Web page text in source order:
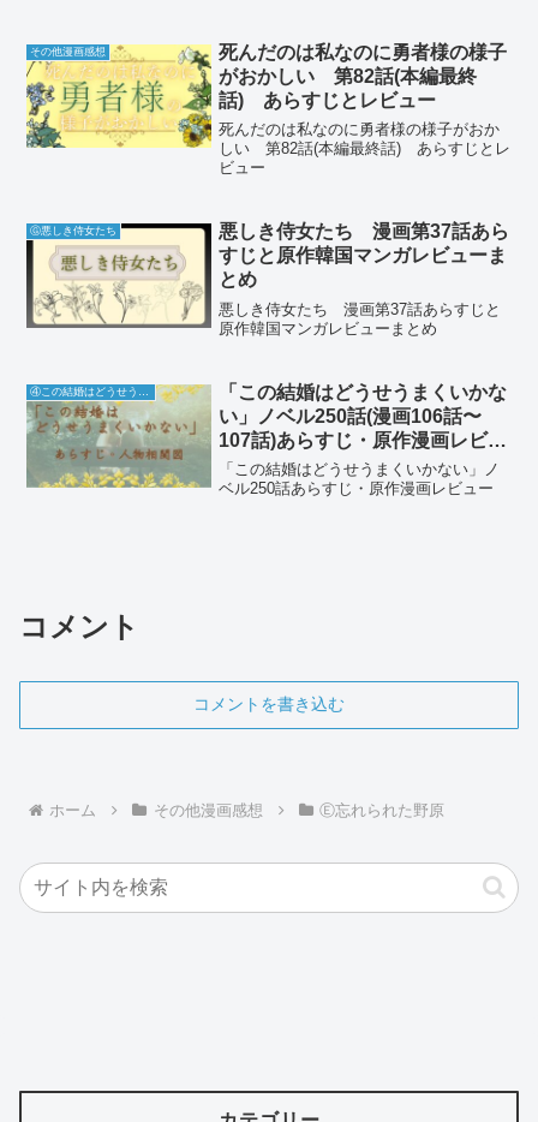
その他漫画感想
死んだのは私なのに勇者様の様子
がおかしい 第82話(本編最終
話) あらすじとレビュー
死んだのは私なのに勇者様の様子がおか
しい 第82話(本編最終話) あらすじとレ
ビュー
Ⓖ悪しき侍女たち
悪しき侍女たち 漫画第37話あら
すじと原作韓国マンガレビューま
とめ
悪しき侍女たち 漫画第37話あらすじと
原作韓国マンガレビューまとめ
「この結婚はどうせうまくいかな
い」ノベル250話(漫画106話〜
107話)あらすじ・原作漫画レビュ
ー
「この結婚はどうせうまくいかない」ノ
ベル250話あらすじ・原作漫画レビュー
コメント
コメントを書き込む
ホーム その他漫画感想 Ⓔ忘れられた野原